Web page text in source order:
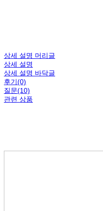
상세 설명 머리글
상세 설명
상세 설명 바닥글
후기(0)
질문(10)
관련 상품